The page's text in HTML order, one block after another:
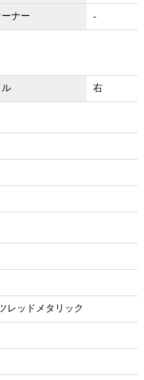
ナー -
右
レッドメタリック